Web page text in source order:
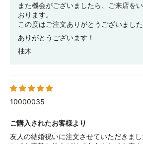
また機会がございましたら、ご来店を
おります。
この度はご注文ありがとうございました
ありがとうございます！
柚木
10000035
ご購入されたお客様より
友人の結婚祝いに注文させていただきまし